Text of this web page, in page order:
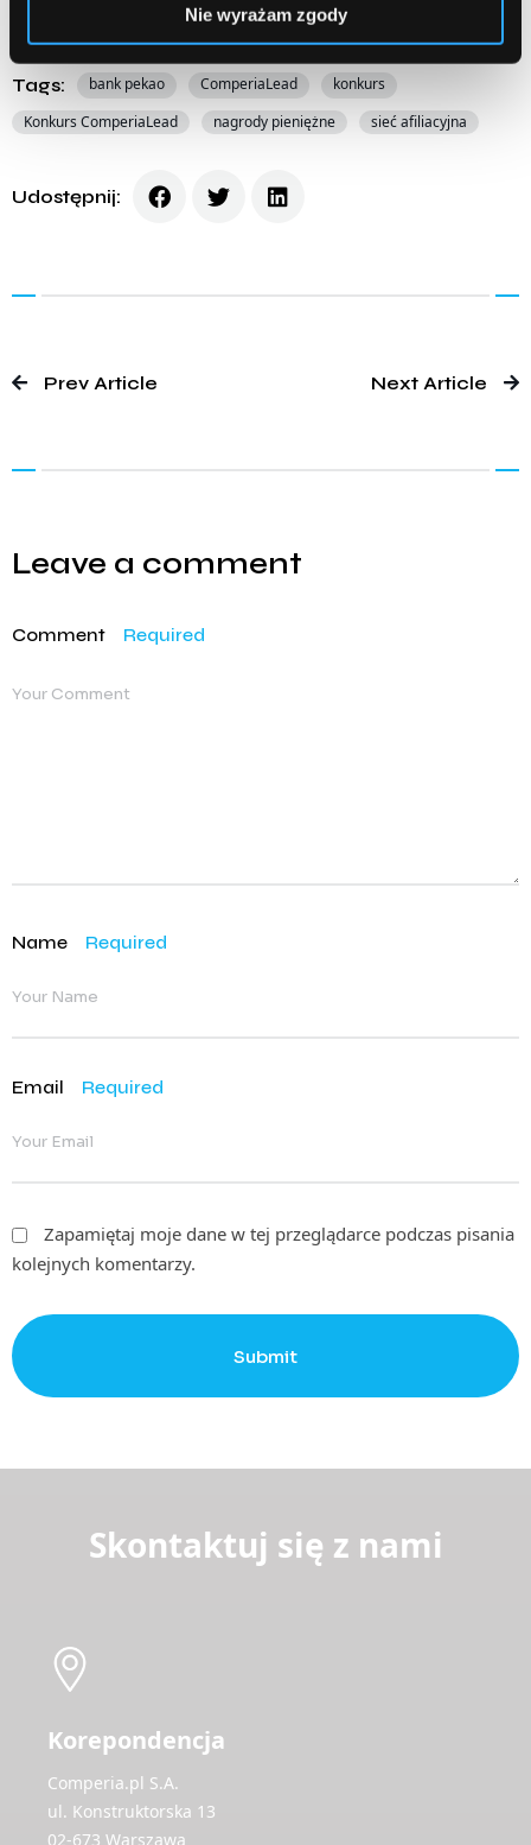
Nie wyrażam zgody
Akcje promocyjne
Tags: bank pekao ComperiaLead
konkurs
Konkurs ComperiaLead
nagrody pieniężne sieć afiliacyjna
Udostępnij:
Prev Article Next Article
Leave a comment
Comment Required
Name Required
Email Required
Zapamiętaj moje dane w tej przeglądarce podczas pisania
kolejnych komentarzy.
Submit
Skontaktuj się z nami
Korepondencja
Comperia.pl S.A.
ul. Konstruktorska 13
02-673 Warszawa